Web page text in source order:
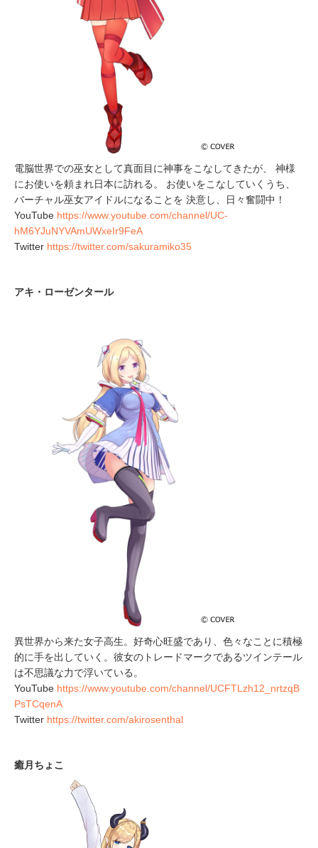
電脳世界での巫女として真面目に神事をこなしてきたが、 神様
にお使いを頼まれ日本に訪れる。 お使いをこなしていくうち、
バーチャル巫女アイドルになることを 決意し、日々奮闘中！
YouTube https://www.youtube.com/channel/UC-
hM6YJuNYVAmUWxeIr9FeA
Twitter https://twitter.com/sakuramiko35
アキ・ローゼンタール
異世界から来た女子高生。好奇心旺盛であり、色々なことに積極
的に手を出していく。彼女のトレードマークであるツインテール
は不思議な力で浮いている。
YouTube https://www.youtube.com/channel/UCFTLzh12_nrtzqB
PsTCqenA
Twitter https://twitter.com/akirosenthal
癒月ちょこ